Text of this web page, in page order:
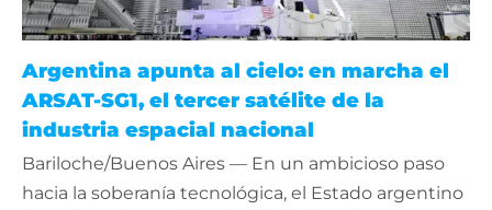
Argentina apunta al cielo: en marcha el
ARSAT-SG1, el tercer satélite de la
industria espacial nacional
Bariloche/Buenos Aires — En un ambicioso paso
hacia la soberanía tecnológica, el Estado argentino